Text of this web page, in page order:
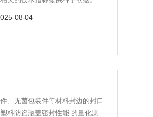
08-04
、无菌包装件等材料封边的封口
料防盗瓶盖密封性能 的量化测